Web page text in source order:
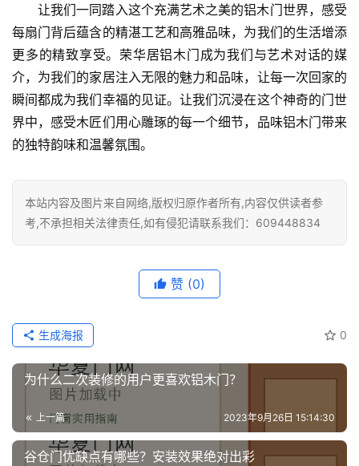
系
我
们
让我们一同踏入这个充满艺术之美的铝木门世界，感受
每扇门背后蕴含的精湛工艺和高雅品味，为我们的生活增添
更多的精致享受。荣华居铝木门成为我们与艺术对话的媒
介，为我们的家居注入无限的魅力和品味，让每一次回家的
瞬间都成为我们幸福的见证。让我们沉浸在这个神奇的门世
界中，感受木匠们用心雕琢的每一个细节，品味铝木门带来
的独特韵味和温馨氛围。
本站内容及图片来自网络,版权归原作者所有,内容仅供读者参
考,不承担相关法律责任,如有侵犯请联系我们：609448834
赞 (0)
0
生成海报
为什么二次装修的用户更喜欢铝木门？
上一篇 2023年9月26日 15:14:30
谷仓门优缺点有哪些？安装效果绝对出彩